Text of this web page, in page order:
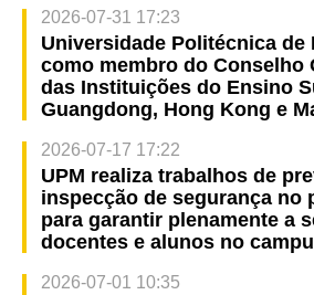
2026-07-31 17:23
Universidade Politécnica de
como membro do Conselho
das Instituições do Ensino
Guangdong, Hong Kong e
2026-07-17 17:22
UPM realiza trabalhos de
inspecção de segurança no
para garantir plenamente a
docentes e alunos no
2026-07-01 10:35